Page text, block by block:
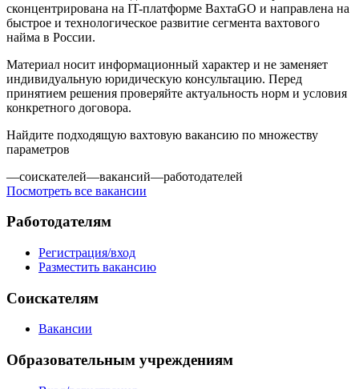
сконцентрирована на IT-платформе ВахтаGO и направлена на
быстрое и технологическое развитие сегмента вахтового
найма в России.
Материал носит информационный характер и не заменяет
индивидуальную юридическую консультацию. Перед
принятием решения проверяйте актуальность норм и условия
конкретного договора.
Найдите подходящую вахтовую вакансию по множеству
параметров
—соискателей—вакансий—работодателей
Посмотреть все вакансии
Работодателям
Регистрация/вход
Разместить вакансию
Соискателям
Вакансии
Образовательным учреждениям